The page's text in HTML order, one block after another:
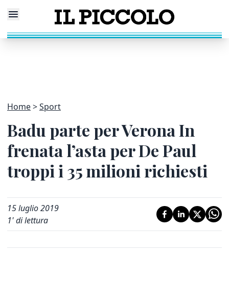
Home Sport
Badu parte per Verona In
frenata l’asta per De Paul
troppi i 35 milioni richiesti
15 luglio 2019
1' di lettura